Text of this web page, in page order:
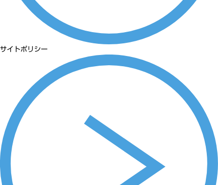
サイトポリシー